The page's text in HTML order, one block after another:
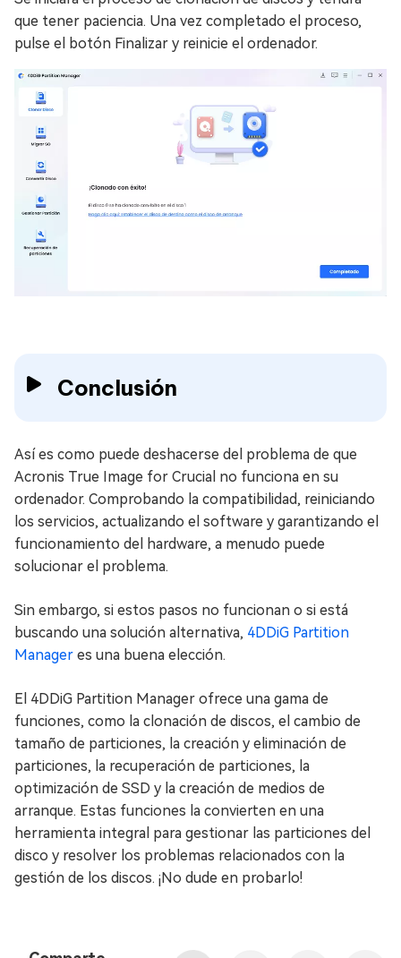
que tener paciencia. Una vez completado el proceso,
pulse el botón Finalizar y reinicie el ordenador.
Conclusión
Así es como puede deshacerse del problema de que
Acronis True Image for Crucial no funciona en su
ordenador. Comprobando la compatibilidad, reiniciando
los servicios, actualizando el software y garantizando el
funcionamiento del hardware, a menudo puede
solucionar el problema.
Sin embargo, si estos pasos no funcionan o si está
buscando una solución alternativa, 4DDiG Partition
Manager es una buena elección.
El 4DDiG Partition Manager ofrece una gama de
funciones, como la clonación de discos, el cambio de
tamaño de particiones, la creación y eliminación de
particiones, la recuperación de particiones, la
optimización de SSD y la creación de medios de
arranque. Estas funciones la convierten en una
herramienta integral para gestionar las particiones del
disco y resolver los problemas relacionados con la
gestión de los discos. ¡No dude en probarlo!